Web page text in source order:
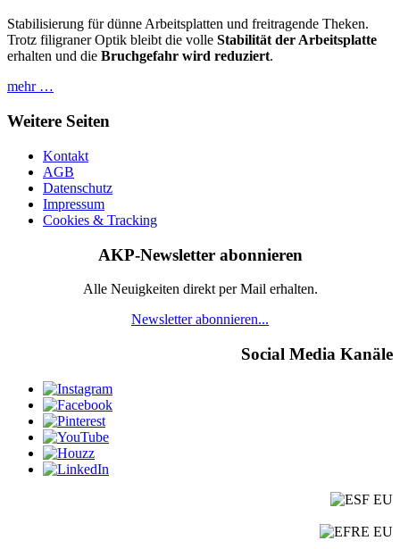
Stabilisierung für dünne Arbeitsplatten und freitragende Theken.
Trotz filigraner Optik bleibt die volle Stabilität der Arbeitsplatte
erhalten und die Bruchgefahr wird reduziert.
mehr …
Weitere Seiten
Kontakt
AGB
Datenschutz
Impressum
Cookies & Tracking
AKP-Newsletter abonnieren
Alle Neuigkeiten direkt per Mail erhalten.
Newsletter abonnieren...
Social Media Kanäle